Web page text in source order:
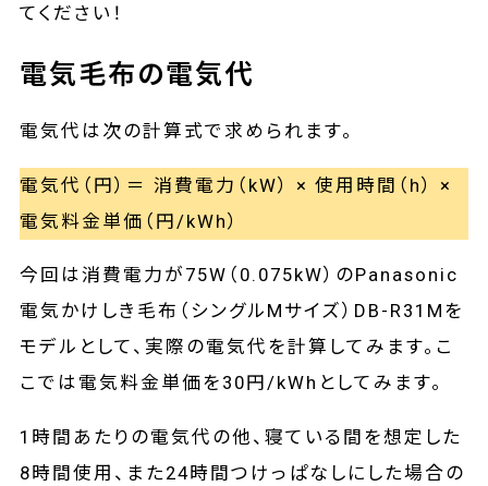
てください！
電気毛布の電気代
電気代は次の計算式で求められます。
電気代（円）＝ 消費電力（kW） × 使用時間（h） ×
電気料金単価（円/kWh）
今回は消費電力が75W（0.075kW）のPanasonic
電気かけしき毛布（シングルMサイズ）DB-R31Mを
モデルとして、実際の電気代を計算してみます。こ
こでは電気料金単価を30円/kWhとしてみます。
1時間あたりの電気代の他、寝ている間を想定した
8時間使用、また24時間つけっぱなしにした場合の